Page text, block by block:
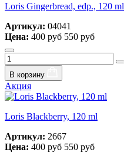
Loris Gingerbread, edp., 120 ml
Артикул: 04041
Цена: 400 руб 550 руб
В корзину
Акция
Loris Blackberry, 120 ml
Артикул: 2667
Цена: 400 руб 550 руб